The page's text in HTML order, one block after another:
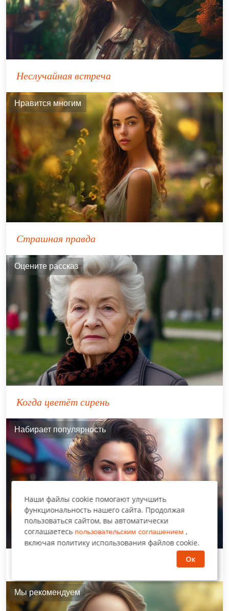
Неслучайная встреча
Нравится многим
Страшная правда
Оцените рассказ
Когда цветёт сирень
Набирает популярность
Мы рекомендуем
Наши файлы cookie помогают улучшить
функциональность нашего сайта. Продолжая
пользоваться сайтом, вы автоматически
соглашаетесь пользовательским соглашением ,
включая политику использования файлов cookie.
Ок